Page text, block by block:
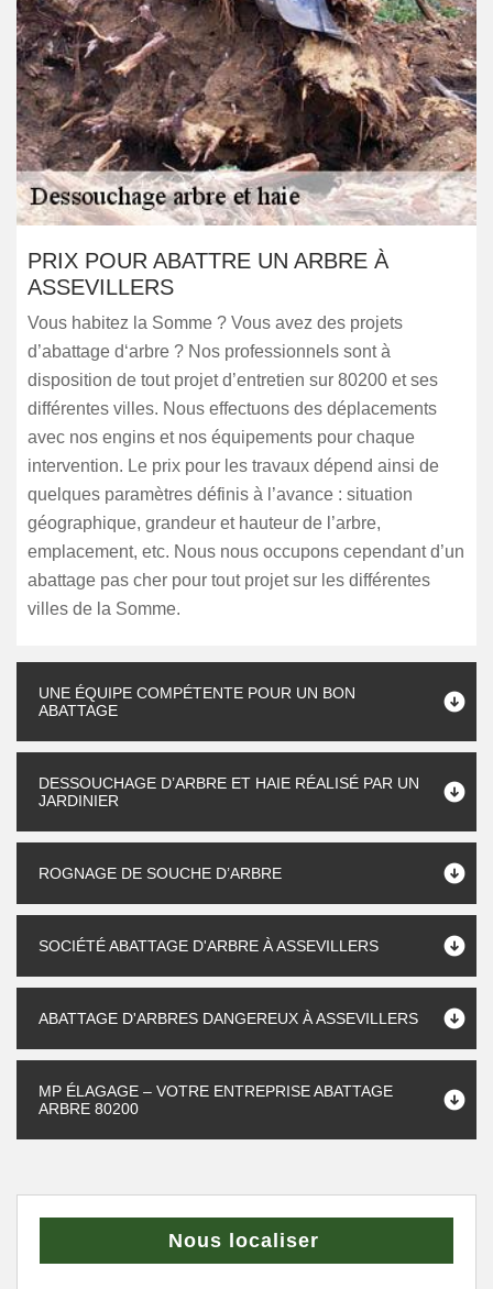
PRIX POUR ABATTRE UN ARBRE À
ASSEVILLERS
Vous habitez la Somme ? Vous avez des projets
d’abattage d‘arbre ? Nos professionnels sont à
disposition de tout projet d’entretien sur 80200 et ses
différentes villes. Nous effectuons des déplacements
avec nos engins et nos équipements pour chaque
intervention. Le prix pour les travaux dépend ainsi de
quelques paramètres définis à l’avance : situation
géographique, grandeur et hauteur de l’arbre,
emplacement, etc. Nous nous occupons cependant d’un
abattage pas cher pour tout projet sur les différentes
villes de la Somme.
UNE ÉQUIPE COMPÉTENTE POUR UN BON
ABATTAGE
DESSOUCHAGE D’ARBRE ET HAIE RÉALISÉ PAR UN
JARDINIER
ROGNAGE DE SOUCHE D’ARBRE
SOCIÉTÉ ABATTAGE D'ARBRE À ASSEVILLERS
ABATTAGE D'ARBRES DANGEREUX À ASSEVILLERS
MP ÉLAGAGE – VOTRE ENTREPRISE ABATTAGE
ARBRE 80200
Nous localiser